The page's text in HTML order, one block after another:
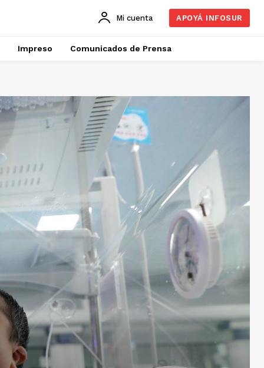
Mi cuenta APOYÁ INFOSUR
Impreso Comunicados de Prensa